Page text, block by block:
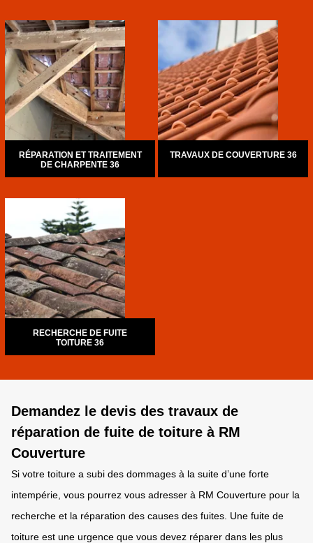
RÉPARATION ET TRAITEMENT
DE CHARPENTE 36
TRAVAUX DE COUVERTURE 36
RECHERCHE DE FUITE
TOITURE 36
Demandez le devis des travaux de
réparation de fuite de toiture à RM
Couverture
Si votre toiture a subi des dommages à la suite d’une forte
intempérie, vous pourrez vous adresser à RM Couverture pour la
recherche et la réparation des causes des fuites. Une fuite de
toiture est une urgence que vous devez réparer dans les plus